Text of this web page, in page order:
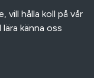
vill hålla koll på vår
känna oss